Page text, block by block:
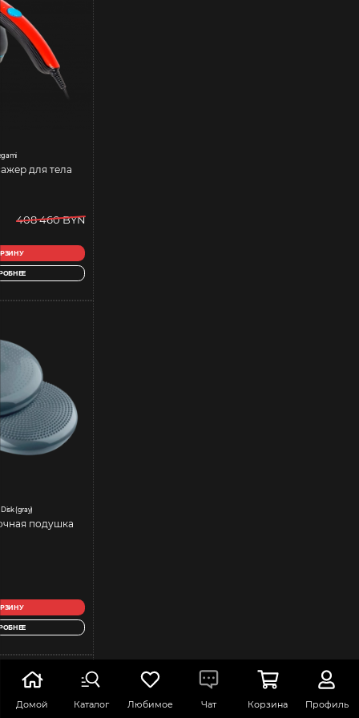
Домой Каталог Любимое Чат Корзина Профиль
для тела
408 460 BYN
(gray)
подушка